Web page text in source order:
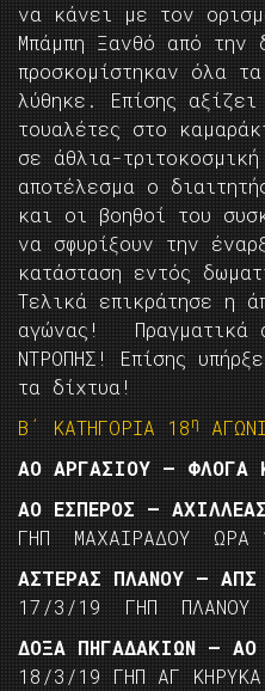
να κάνει με τον
Μπάμπη Ξανθό από την
προσκομίστηκαν όλα
λύθηκε. Επίσης
τουαλέτες στο
σε άθλια-
αποτέλεσμα ο
και οι βοηθοί του
να σφυρίξουν την
κατάσταση εντός
Τελικά επικράτησε η
αγώνας! Πραγματικά
ΝΤΡΟΠΗΣ! Επίσης
τα δίχτυα!
Β΄ ΚΑΤΗΓΟΡΙΑ 18η
ΑΟ ΑΡΓΑΣΙΟΥ – ΦΛΟΓΑ
ΑΟ ΕΣΠΕΡΟΣ – ΑΧΙΛΛΕΑΣ
ΓΗΠ ΜΑΧΑΙΡΑΔΟΥ ΩΡΑ
ΑΣΤΕΡΑΣ ΠΛΑΝΟΥ – ΑΠΣ
17/3/19 ΓΗΠ
ΔΟΞΑ ΠΗΓΑΔΑΚΙΩΝ – ΑΟ
18/3/19 ΓΗΠ ΑΓ